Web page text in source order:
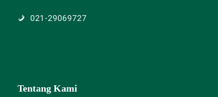
021-29069727
Tentang Kami